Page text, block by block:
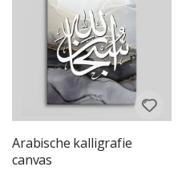
Arabische kalligrafie
canvas